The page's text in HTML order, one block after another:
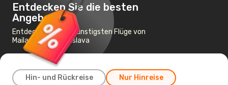
Entdecken Sie die besten
Angebote
Entdecken Sie die günstigsten Flüge von
Mailand nach Bratislava
Hin- und Rückreise Nur Hinreise